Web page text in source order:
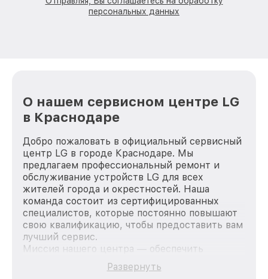
персональных данных
О нашем сервисном центре LG
в Краснодаре
Добро пожаловать в официальный сервисный
центр LG в городе Краснодаре. Мы
предлагаем профессиональный ремонт и
обслуживание устройств LG для всех
жителей города и окрестностей. Наша
команда состоит из сертифицированных
специалистов, которые постоянно повышают
свою квалификацию, чтобы предоставить вам
лучший сервис.
Миссия нашего центра — обеспечить
качественный и доступный ремонт для
каждого пользователя продукции LG, вне
Развернуть